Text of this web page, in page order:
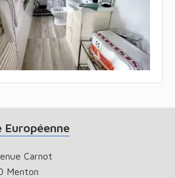
Européenne
Carnot
Menton